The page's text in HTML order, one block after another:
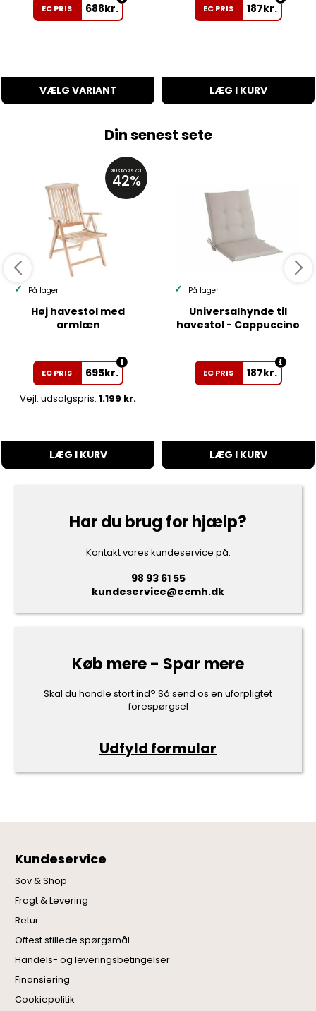
EC PRIS 688kr.
VÆLG VARIANT
EC PRIS 187kr.
LÆG I KURV
Din senest sete
PRISFORSKEL
42%
På lager
Høj havestol med
armlæn
EC PRIS 695kr.
Vejl. udsalgspris: 1.199 kr.
LÆG I KURV
På lager
Universalhynde til
havestol - Cappuccino
EC PRIS 187kr.
LÆG I KURV
Har du brug for hjælp?
Kontakt vores kundeservice på:
98 93 61 55
kundeservice@ecmh.dk
Køb mere - Spar mere
Skal du handle stort ind? Så send os en uforpligtet
forespørgsel
Udfyld formular
Kundeservice
Sov & Shop
Fragt & Levering
Retur
Oftest stillede spørgsmål
Handels- og leveringsbetingelser
Finansiering
Cookiepolitik